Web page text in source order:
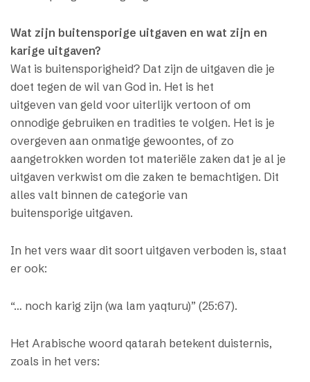
Wat zijn buitensporige uitgaven en wat zijn en
karige uitgaven?
Wat is buitensporigheid? Dat zijn de uitgaven die je
doet tegen de wil van God in. Het is het
uitgeven van geld voor uiterlijk vertoon of om
onnodige gebruiken en tradities te volgen. Het is je
overgeven aan onmatige gewoontes, of zo
aangetrokken worden tot materiële zaken dat je al je
uitgaven verkwist om die zaken te bemachtigen. Dit
alles valt binnen de categorie van
buitensporige uitgaven.
In het vers waar dit soort uitgaven verboden is, staat
er ook:
“… noch karig zijn (wa lam yaqturu)” (25:67).
Het Arabische woord qatarah betekent duisternis,
zoals in het vers: